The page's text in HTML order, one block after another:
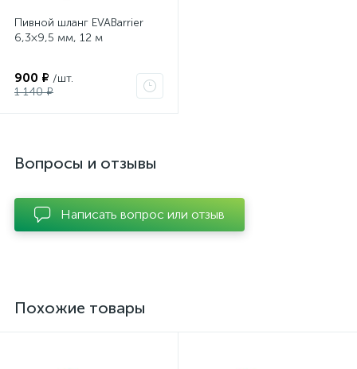
Пивной шланг EVABarrier
6,3×9,5 мм, 12 м
900 ₽ /шт.
1 140 ₽
Вопросы и отзывы
Написать вопрос или отзыв
Похожие товары